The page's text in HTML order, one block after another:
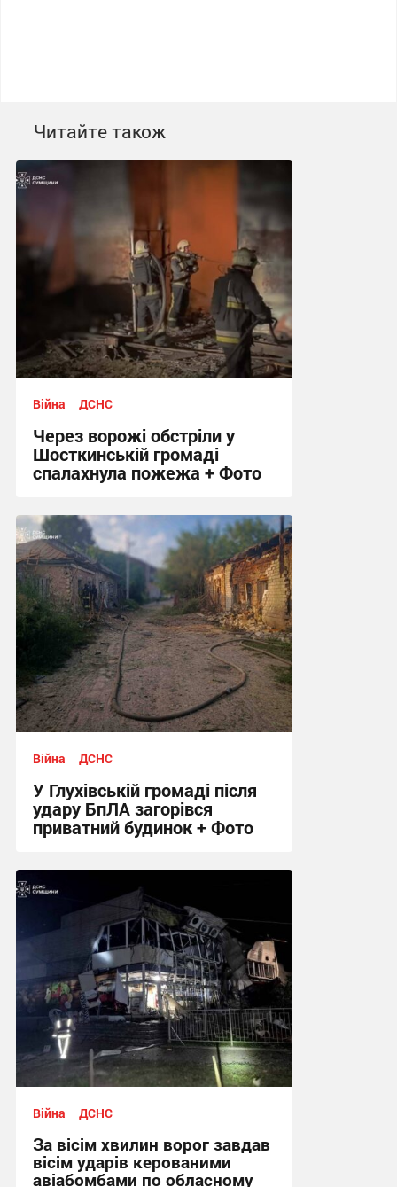
Читайте також
Війна ДСНС
Через ворожі обстріли у
Шосткинській громаді
спалахнула пожежа + Фото
12:12, 7.08.2026
Війна ДСНС
У Глухівській громаді після
удару БпЛА загорівся
приватний будинок + Фото
11:04, 6.08.2026
Війна ДСНС
За вісім хвилин ворог завдав
вісім ударів керованими
авіабомбами по обласному